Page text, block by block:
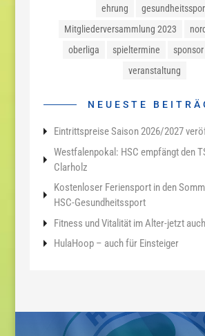
ehrung
Mitgliederversammlung 2023
oberliga
spieltermine sponsor
veranstaltung
NEUESTE
Eintrittspreise Saison 2026/2027
Westfalenpokal: HSC empfängt den
Clarholz
Kostenloser Feriensport in den
HSC-Gesundheitssport
Fitness und Vitalität im Alter-jetzt
HulaHoop – auch für Einsteiger